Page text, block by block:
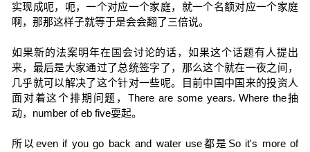
实现成呃，呃，一个对应一个家庭，就一个名额对应一个家庭
啊，那那这样子就等于是会会翻了三倍说。
如果新的法案明年在国会讨论的话，如果这个话题有人提出
来，最后是大家通过了总统签字了，那么这个就在一夜之间，
几乎就可以解决了这个针对一些呢。目前中国中国来的投资人
面对着这个排期问题，There are some years. Where the抽
动，number of eb five耍起。
所以even if you go back and water use都是So it's more of